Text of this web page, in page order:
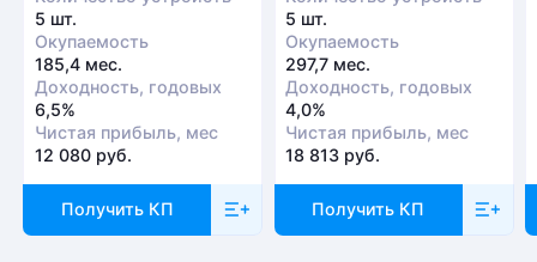
5 шт.
Окупаемость
185,4 мес.
Доходность, годовых
6,5%
Чистая прибыль, мес
12 080 руб.
Получить КП
5 шт.
Окупаемость
297,7 мес.
Доходность, годовых
4,0%
Чистая прибыль, мес
18 813 руб.
Получить КП